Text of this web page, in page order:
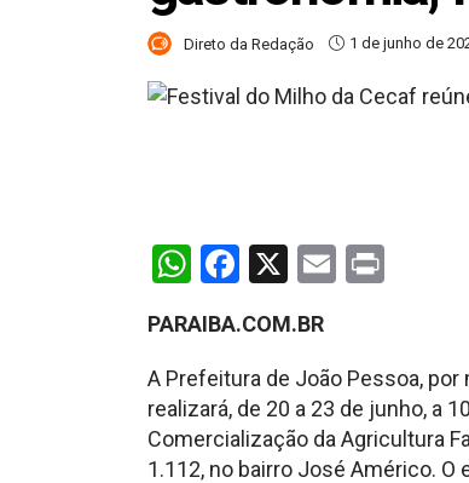
Direto da Redação 1 de junho de
WhatsApp
Facebook
X Email
PARAIBA.COM.BR
A Prefeitura de João Pessoa,
realizará, de 20 a 23 de junho, a
Comercialização da Agricultura
1.112, no bairro José Américo. O